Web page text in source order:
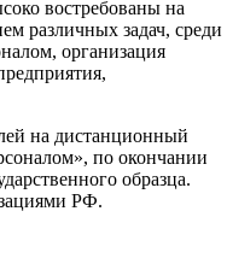
востребованы на
различных задач, среди
организация
на дистанционный
по окончании
образца.
РФ.